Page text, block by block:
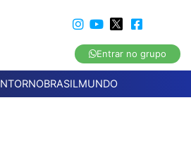
Entrar no grupo
BRASILMUNDO